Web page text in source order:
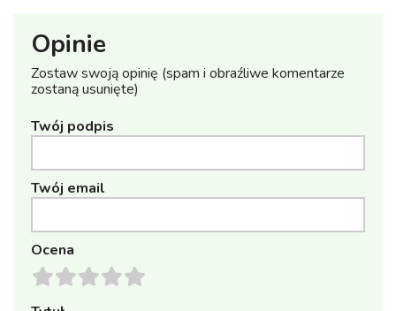
Opinie
Zostaw swoją opinię (spam i obraźliwe komentarze
zostaną usunięte)
Twój podpis
Twój email
Ocena